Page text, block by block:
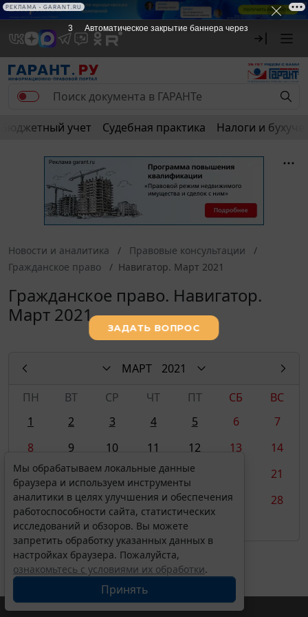
Бюджетный учет Судебная практика Налоги и
Новости и аналитика
Правовые консультации
Гражданское право
Навигатор. Март 2021
Гражданское право. Навигатор.
Март 2021
МАРТ
2021
ПН
ВТ СР ЧТ ПТ СБ
ВС
1
2 3 4 5 6
7
8
9 10 11 12 13
14
15
16 17 18 19
21
22
23 24 25 26 27
28
29
30 31
Мы обрабатываем локальные данные
браузера и используем инструменты
аналитики в целях улучшения и обеспечения
работоспособности сайта, статистических
исследований и обзоров. Вы можете
запретить обработку указанных данных в
настройках браузера. Пожалуйста,
ознакомьтесь с условиями их обработки.
Принять
3 Автоматическое закрытие баннера через
РЕКЛАМА • GARANT.RU